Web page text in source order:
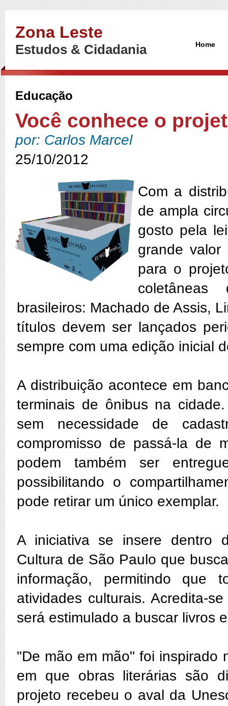
Zona Leste
Estudos & Cidadania Home
Educação
Você conhece o
por: Carlos Marcel
25/10/2012
Com a
de ampla
gosto pela
grande valor
para o
brasileiros: Machado de Assis,
títulos devem ser lançados
sempre com uma edição inicial
A distribuição acontece em
terminais de ônibus na
sem necessidade de
compromisso de passá-la de
podem também ser
possibilitando o
pode retirar um único exemplar.
A iniciativa se insere dentro
Cultura de São Paulo que
informação, permitindo que
atividades culturais. Acredita-
será estimulado a buscar livros
"De mão em mão" foi inspirado
em que obras literárias são
projeto recebeu o aval da